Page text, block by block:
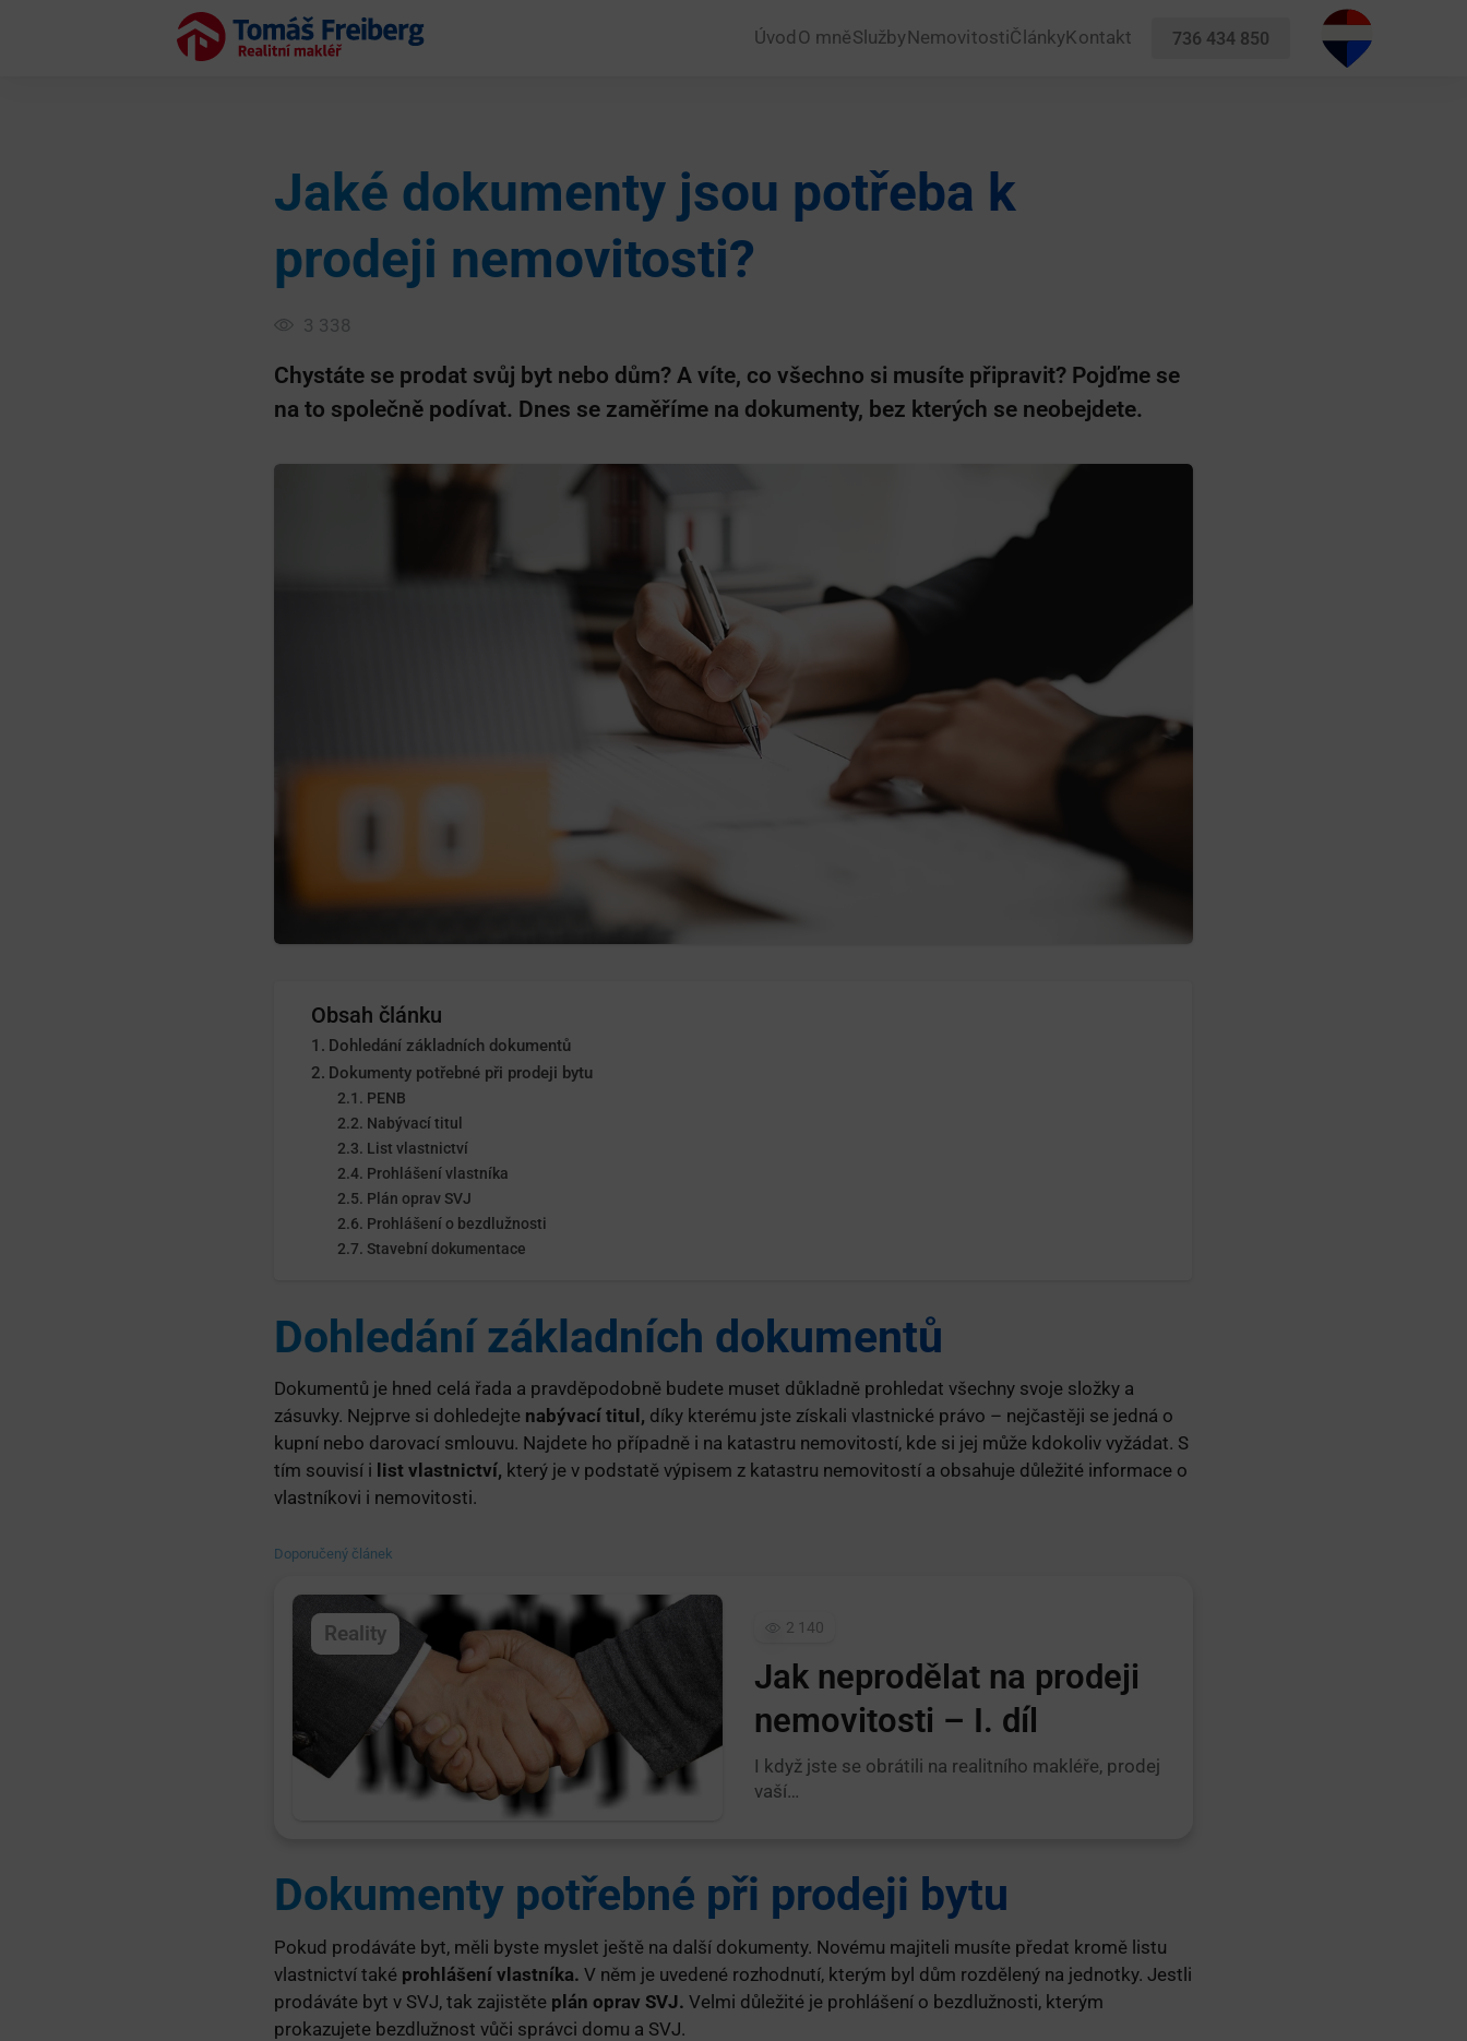
Úvod O mněSlužbyNemovitostiČlánkyKontakt 736 434 850
Jaké dokumenty jsou potřeba k
prodeji nemovitosti?
3 338
Chystáte se prodat svůj byt nebo dům? A víte, co všechno si musíte připravit? Pojďme se
na to společně podívat. Dnes se zaměříme na dokumenty, bez kterých se neobejdete.
Obsah článku
Dohledání základních dokumentů
Dokumenty potřebné při prodeji bytu
PENB
Nabývací titul
List vlastnictví
Prohlášení vlastníka
Plán oprav SVJ
Prohlášení o bezdlužnosti
Stavební dokumentace
Dohledání základních dokumentů
Dokumentů je hned celá řada a pravděpodobně budete muset důkladně prohledat všechny svoje složky a
zásuvky. Nejprve si dohledejte nabývací titul, díky kterému jste získali vlastnické právo – nejčastěji se jedná o
kupní nebo darovací smlouvu. Najdete ho případně i na katastru nemovitostí, kde si jej může kdokoliv vyžádat. S
tím souvisí i list vlastnictví, který je v podstatě výpisem z katastru nemovitostí a obsahuje důležité informace o
vlastníkovi i nemovitosti.
Doporučený článek
2 140
Jak neprodělat na prodeji
nemovitosti – I. díl
I když jste se obrátili na realitního makléře, prodej
vaší…
Reality
Dokumenty potřebné při prodeji bytu
Pokud prodáváte byt, měli byste myslet ještě na další dokumenty. Novému majiteli musíte předat kromě listu
vlastnictví také prohlášení vlastníka. V něm je uvedené rozhodnutí, kterým byl dům rozdělený na jednotky. Jestli
prodáváte byt v SVJ, tak zajistěte plán oprav SVJ. Velmi důležité je prohlášení o bezdlužnosti, kterým
prokazujete bezdlužnost vůči správci domu a SVJ.